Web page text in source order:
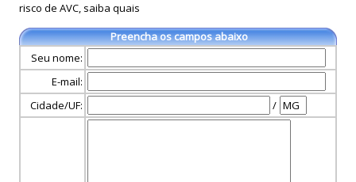
risco de AVC, saiba quais
Preencha os campos abaixo
Seu nome:
E-mail:
Cidade/UF:
/